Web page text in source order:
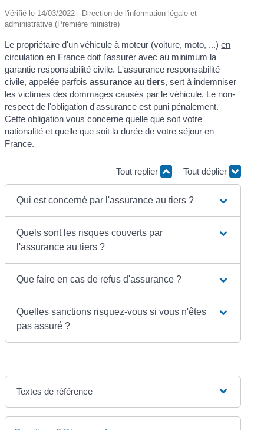
Vérifié le 14/03/2022 - Direction de l'information légale et
administrative (Première ministre)
Le propriétaire d'un véhicule à moteur (voiture, moto, ...)en
circulation en France doit l'assurer avec au minimum la
garantie responsabilité civile. L'assurance responsabilité
civile, appelée parfoisassurance au tiers, sert à indemniser
les victimes des dommages causés par le véhicule. Le non-
respect de l'obligation d'assurance est puni pénalement.
Cette obligation vous concerne quelle que soit votre
nationalité et quelle que soit la durée de votre séjour en
France.
Tout replier Tout déplier
Qui est concerné par l'assurance au tiers ?
Quels sont les risques couverts par
l'assurance au tiers ?
Que faire en cas de refus d'assurance ?
Quelles sanctions risquez-vous si vous n'êtes
pas assuré ?
Textes de référence